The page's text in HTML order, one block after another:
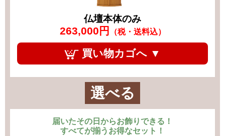
仏壇本体のみ
263,000円 （税・送料込）
買い物カゴへ ▼
選べる
届いたその日からお飾りできる！
すべてが揃うお得なセット！